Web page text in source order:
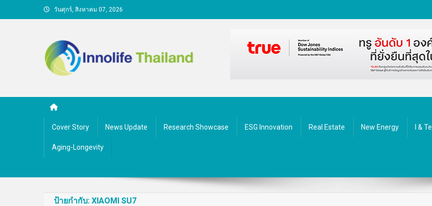
to
วันศุกร์, สิงหาคม 07, 2026
Cover Story News Update Research Showcase ESG Innovation Real Estate New Energy I &
Aging-Longevity
ป้ายกำกับ: XIAOMI SU7